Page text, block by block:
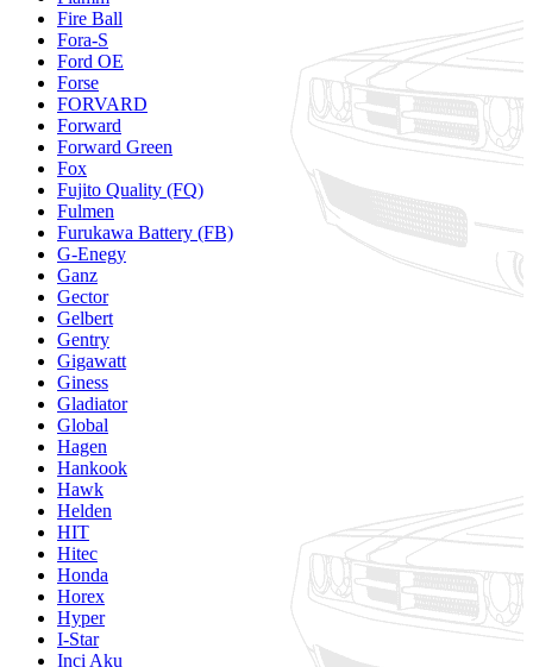
Fire Ball
Fora-S
Ford OE
Forse
FORVARD
Forward
Forward Green
Fox
Fujito Quality (FQ)
Fulmen
Furukawa Battery (FB)
G-Enegy
Ganz
Gector
Gelbert
Gentry
Gigawatt
Giness
Gladiator
Global
Hagen
Hankook
Hawk
Helden
HIT
Hitec
Honda
Horex
Hyper
I-Star
Inci Aku